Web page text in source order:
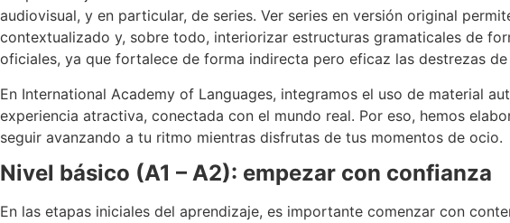
audiovisual, y en particular, de series. Ver series en versión original
contextualizado y, sobre todo, interiorizar estructuras gramaticales de
oficiales, ya que fortalece de forma indirecta pero eficaz las destrezas de
En International Academy of Languages, integramos el uso de material
experiencia atractiva, conectada con el mundo real. Por eso, hemos
seguir avanzando a tu ritmo mientras disfrutas de tus momentos de ocio.
Nivel básico (A1 – A2): empezar con confianza
En las etapas iniciales del aprendizaje, es importante comenzar con